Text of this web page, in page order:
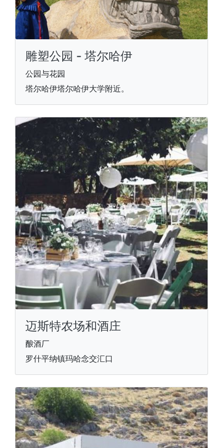
雕塑公园 - 塔尔哈伊
公园与花园
塔尔哈伊塔尔哈伊大学附近。
迈斯特农场和酒庄
酿酒厂
罗什平纳镇玛哈念交汇口